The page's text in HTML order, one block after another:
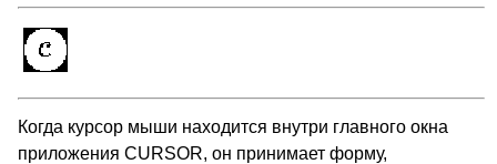
Когда курсор мыши находится внутри главного окна
приложения CURSOR, он принимает форму,